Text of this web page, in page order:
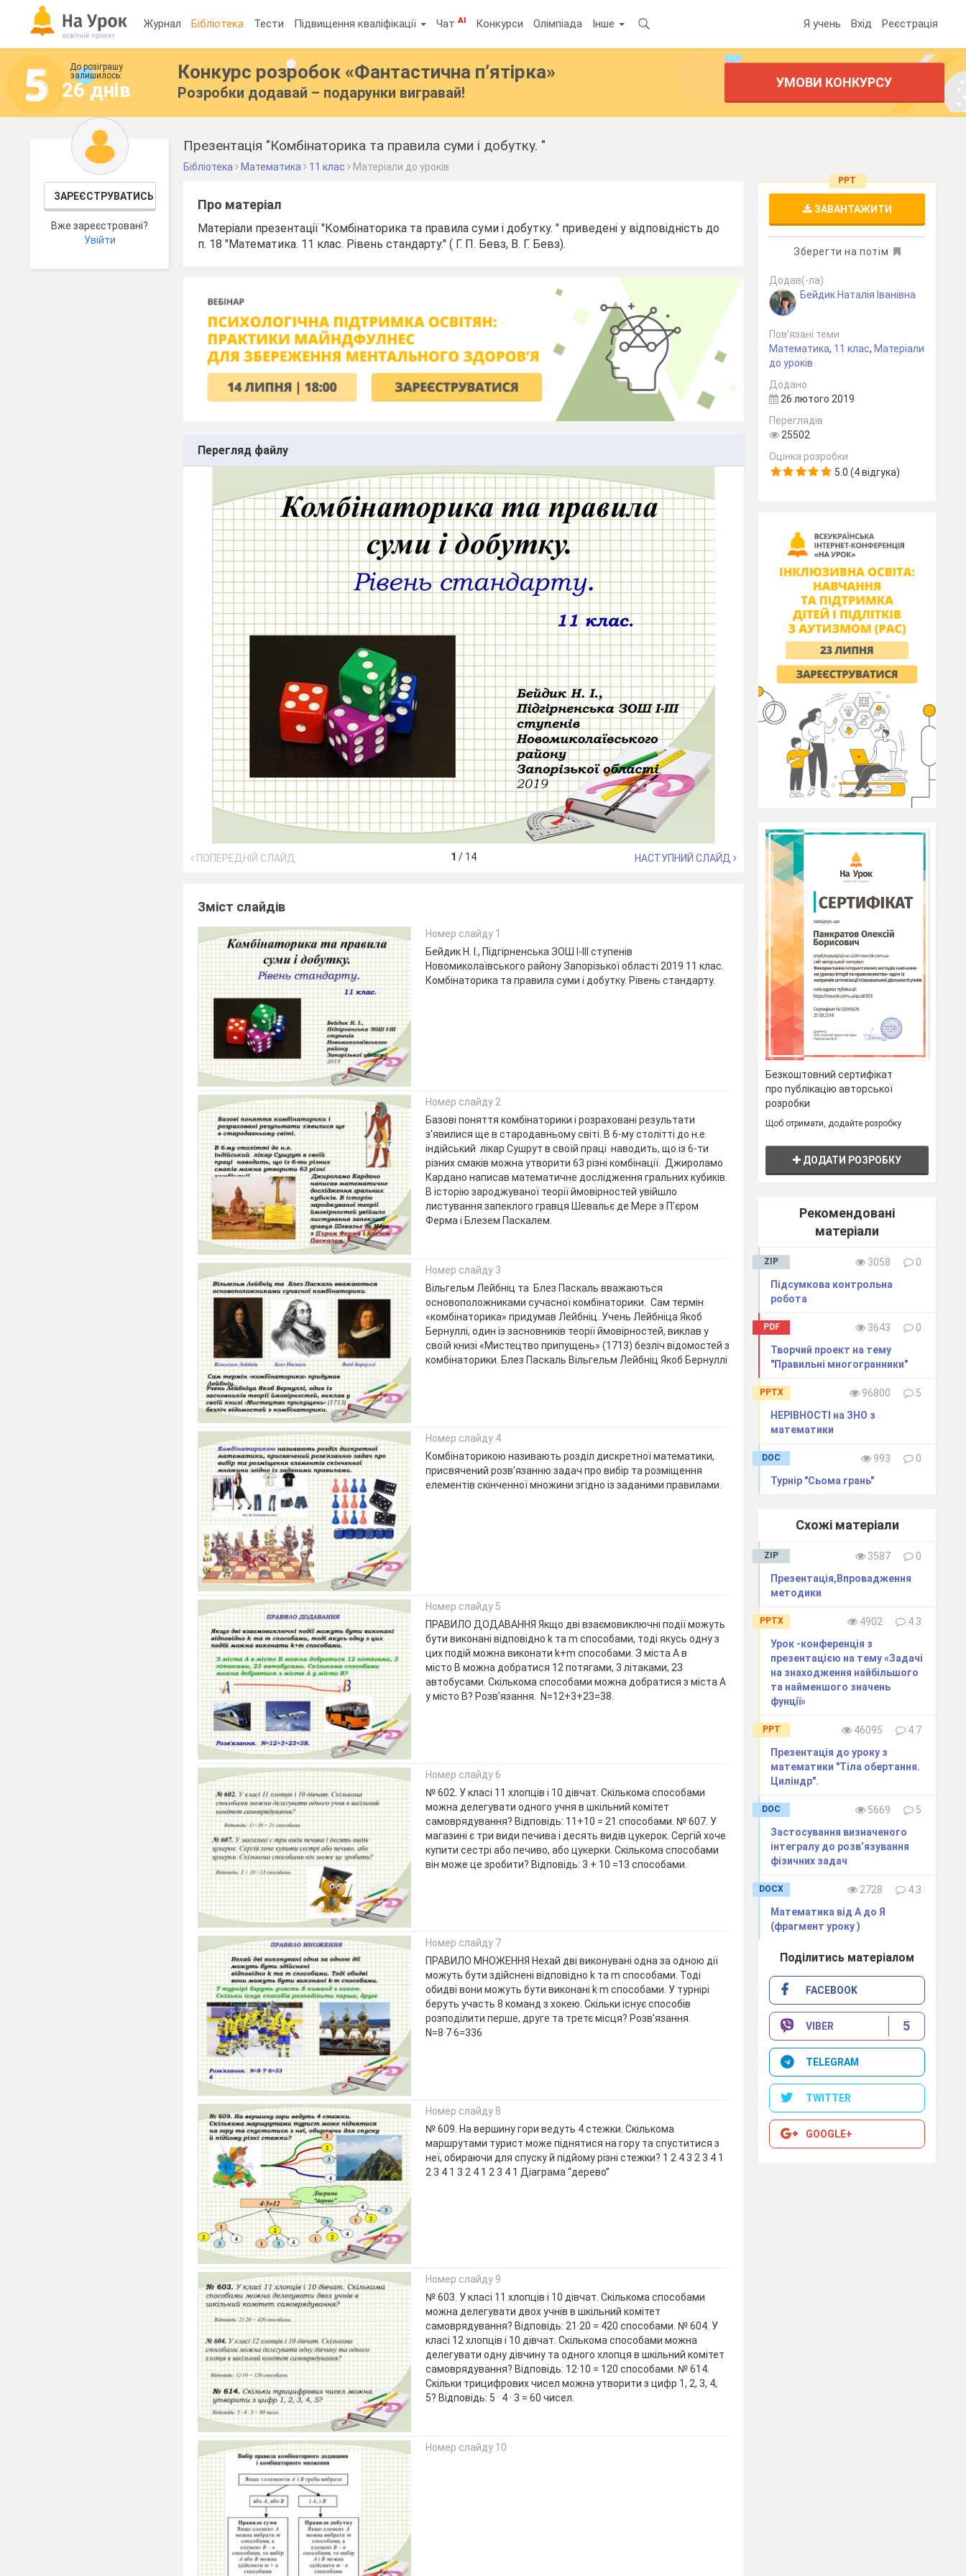
Журнал Бібліотека Тести Підвищення кваліфікації ЧатAI Конкурси Олімпіада Інше Я учень Вхід Реєстрація
До розіграшу
залишилось:
26 днів
Конкурс розробок «Фантастична п’ятірка»
Розробки додавай – подарунки вигравай!
УМОВИ КОНКУРСУ
ЗАРЕЄСТРУВАТИСЬ
Вже зареєстровані?
Увійти
Презентація "Комбінаторика та правила суми і добутку. "
Бібліотека Математика 11 клас Матеріали до уроків
Про матеріал
Матеріали презентації "Комбінаторика та правила суми і добутку. " приведені у відповідність до
п. 18 "Математика. 11 клас. Рівень стандарту." ( Г. П. Бевз, В. Г. Бевз).
Перегляд файлу
ПОПЕРЕДНІЙ СЛАЙД 1 / 14 НАСТУПНИЙ СЛАЙД
Зміст слайдів
Номер слайду 1
Бейдик Н. І., Підгірненська ЗОШ І-ІІІ ступенів
Новомиколаївського району Запорізької області 2019 11 клас.
Комбінаторика та правила суми і добутку. Рівень стандарту.
Номер слайду 2
Базові поняття комбінаторики і розраховані результати
з'явилися ще в стародавньому світі. В 6-му столітті до н.е.
індійський лікар Сушрут в своїй праці наводить, що із 6-ти
різних смаків можна утворити 63 різні комбінації. Джироламо
Кардано написав математичне дослідження гральних кубиків.
В історію зароджуваної теорії ймовірностей увійшло
листування запеклого гравця Шевальє де Мере з П'єром
Ферма і Блезем Паскалем.
Номер слайду 3
Вільгельм Лейбніц та Блез Паскаль вважаються
основоположниками сучасної комбінаторики. Сам термін
«комбінаторика» придумав Лейбніц. Учень Лейбніца Якоб
Бернуллі, один із засновників теорії ймовірностей, виклав у
своїй книзі «Мистецтво припущень» (1713) безліч відомостей з
комбінаторики. Блез Паскаль Вільгельм Лейбніц Якоб Бернуллі
Номер слайду 4
Комбінаторикою називають розділ дискретної математики,
присвячений розв'язанню задач про вибір та розміщення
елементів скінченної множини згідно із заданими правилами.
Номер слайду 5
ПРАВИЛО ДОДАВАННЯ Якщо дві взаємовиключні події можуть
бути виконані відповідно k та m способами, тоді якусь одну з
цих подій можна виконати k+m способами. З міста А в
місто В можна добратися 12 потягами, 3 літаками, 23
автобусами. Скількома способами можна добратися з міста А
у місто В? Розв'язання. N=12+3+23=38.
Номер слайду 6
№ 602. У класі 11 хлопців і 10 дівчат. Скількома способами
можна делегувати одного учня в шкільний комітет
самоврядування? Відповідь: 11+10 = 21 способами. № 607. У
магазині є три види печива і десять видів цукерок. Сергій хоче
купити сестрі або печиво, або цукерки. Скількома способами
він може це зробити? Відповідь: 3 + 10 =13 способами.
Номер слайду 7
ПРАВИЛО МНОЖЕННЯ Нехай дві виконувані одна за одною дії
можуть бути здійснені відповідно k та m способами. Тоді
обидві вони можуть бути виконані k·m способами. У турнірі
беруть участь 8 команд з хокею. Скільки існує способів
розподілити перше, друге та третє місця? Розв'язання.
N=8·7·6=336
Номер слайду 8
№ 609. На вершину гори ведуть 4 стежки. Скількома
маршрутами турист може піднятися на гору та спуститися з
неї, обираючи для спуску й підйому різні стежки? 1 2 4 3 2 3 4 1
2 3 4 1 3 2 4 1 2 3 4 1 Діаграма “дерево”
Номер слайду 9
№ 603. У класі 11 хлопців і 10 дівчат. Скількома способами
можна делегувати двох учнів в шкільний комітет
самоврядування? Відповідь: 21·20 = 420 способами. № 604. У
класі 12 хлопців і 10 дівчат. Скількома способами можна
делегувати одну дівчину та одного хлопця в шкільний комітет
самоврядування? Відповідь: 12·10 = 120 способами. № 614.
Скільки трицифрових чисел можна утворити з цифр 1, 2, 3, 4,
5? Відповідь: 5 · 4 · 3 = 60 чисел.
Номер слайду 10
PPT
ЗАВАНТАЖИТИ
Зберегти на потім
Додав(-ла)
Бейдик Наталія Іванівна
Пов’язані теми
Математика, 11 клас, Матеріали
до уроків
Додано
26 лютого 2019
Переглядів
25502
Оцінка розробки
5.0 (4 відгука)
Безкоштовний сертифікат
про публікацію авторської
розробки
Щоб отримати, додайте розробку
ДОДАТИ РОЗРОБКУ
Рекомендовані
матеріали
ZIP 3058
0
Підсумкова контрольна
робота
PDF 3643
0
Творчий проект на тему
"Правильні многогранники"
PPTX 96800
5
НЕРІВНОСТІ на ЗНО з
математики
DOC 993
0
Турнір "Сьома грань"
Схожі матеріали
ZIP 3587
0
Презентація,Впровадження
методики
PPTX 4902
4.3
Урок -конференція з
презентацією на тему «Задачі
на знаходження найбільшого
та найменшого значень
фунції»
PPT 46095
4.7
Презентація до уроку з
математики "Тіла обертання.
Циліндр".
DOC 5669
5
Застосування визначеного
інтегралу до розв’язування
фізичних задач
DOCX 2728
4.3
Математика від А до Я
(фрагмент уроку )
Поділитись матеріалом
FACEBOOK
VIBER 5
TELEGRAM
TWITTER
GOOGLE+